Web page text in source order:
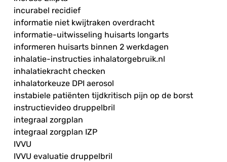
incurabel recidief
informatie niet kwijtraken overdracht
informatie-uitwisseling huisarts longarts
informeren huisarts binnen 2 werkdagen
inhalatie-instructies inhalatorgebruik.nl
inhalatiekracht checken
inhalatorkeuze DPI aerosol
instabiele patiënten tijdkritisch pijn op de borst
instructievideo druppelbril
integraal zorgplan
integraal zorgplan IZP
IVVU
IVVU evaluatie druppelbril